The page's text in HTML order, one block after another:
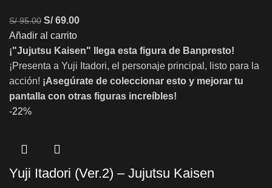
S/95.00 S/69.00
Añadir al carrito
¡"Jujutsu Kaisen" llega esta figura de Banpresto!
¡Presenta a Yuji Itadori, el personaje principal, listo para la
acción! ¡Asegúrate de coleccionar esto y mejorar tu
pantalla con otras figuras increíbles!
-22%
Yuji Itadori (Ver.2) – Jujutsu Kaisen